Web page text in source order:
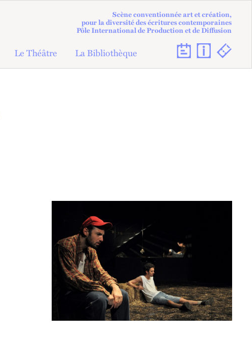
Scène conventionnée art et création,
pour la diversité des écritures contemporaines
Pôle International de Production et de Diffusion
Le Théâtre La Bibliothèque